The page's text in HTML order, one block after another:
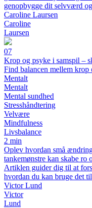
genopbygge dit selvværd
Caroline Laursen
Caroline
Laursen
07
Krop og psyke i samspil –
Find balancen mellem
Mentalt
Mentalt
Mental sundhed
Stresshåndtering
Velvære
Mindfulness
Livsbalance
2 min
Oplev hvordan små
tankemønstre kan skabe ro
Artiklen guider dig til at
hvordan du kan bruge det
Victor Lund
Victor
Lund